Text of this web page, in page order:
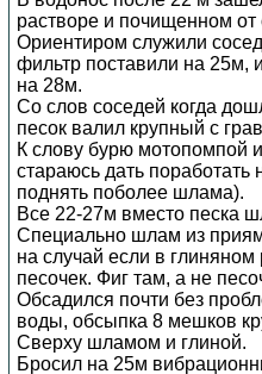
растворе и почищенном от
Ориентиром служили
фильтр поставили на 25м,
на 28м.
Со слов соседей когда
песок валил крупный с
К слову бурю мотопомпой
стараюсь дать
поднять поболее шлама).
Все 22-27м вместо песка
Специально шлам из
на случай если в
песочек. Фиг там, а не
Обсадился почти без
воды, обсыпка 8 мешков
Сверху шламом и глиной.
Бросил на 25м